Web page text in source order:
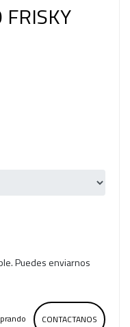
Puedes enviarnos
CONTACTANOS